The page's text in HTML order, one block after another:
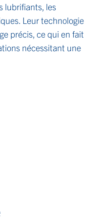
lubrifiants, les
Leur technologie
précis, ce qui en fait
nécessitant une